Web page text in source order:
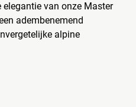
van onze Master
adembenemend
alpine